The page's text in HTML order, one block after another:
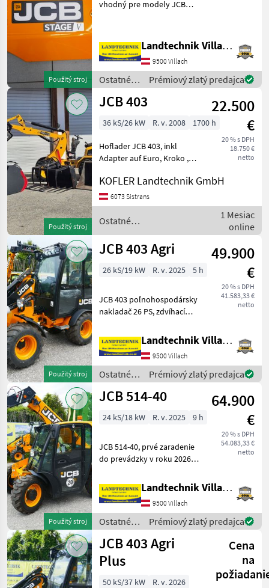
Agri
403
Smart
JCB
MARKETPLACE
Marketplace
Ponuky
Drobné
inzeráty
Použitý stroj
vhodný pre modely JCB
332/A6914 (kryt rámu), zo
skladu vo Villachu, ihneď k
dispozícii. V
Landtechnik Villach GmbH
9500 Villach
Ostatné
poľnohospodárske
silové
JCB
Prémiový zlatý predajca
Použitý stroj
JCB 403
22.500
€
20 % s DPH
18.750 €
netto
36 kS/26 kW R. v. 2008 1700 h
Hoflader JCB 403, inkl
Adapter auf Euro, Kroko ,
Palettengabel ,
Leichgutschaufel Náhradný
hydraulický kruh, Rýchlo
striedavé kádere Ostatné
KOFLER Landtechnik GmbH
6073 Sistrans
Ostatné
poľnohospodárske silové
stroje / JCB
1 Mesiac
online
Použitý stroj
JCB 403 Agri
49.900
€
20 % s DPH
41.583,33 €
netto
26 kS/19 kW R. v. 2025 5 h
JCB 403 poľnohospodársky
nakladač 26 PS, zdvíhací
Euro, 3. riadiaci okruh, bez
tlakový spätný tok vpredu,
jednopákový joystick, 2-
stupňový hydr
Landtechnik Villach GmbH
9500 Villach
Ostatné
poľnohospodárske
silové
JCB
Prémiový zlatý predajca
Použitý stroj
JCB 514-40
64.900
€
20 % s DPH
54.083,33 €
netto
24 kS/18 kW R. v. 2025 9 h
JCB 514-40, prvé zaradenie
do prevádzky v roku 2026,
zdvih 4 m, s uchytením
EURO a hydraulickým
zámok náradia, 3. riadiaci
okruh na teleskopic
Landtechnik Villach GmbH
9500 Villach
Ostatné
poľnohospodárske
silové
stroje /
JCB
Prémiový zlatý predajca
JCB 403 Agri
Plus
Cena
na
50 kS/37 kW
R. v. 2026